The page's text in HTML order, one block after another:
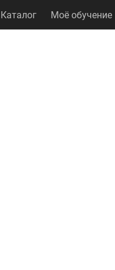
Каталог Моё обучение